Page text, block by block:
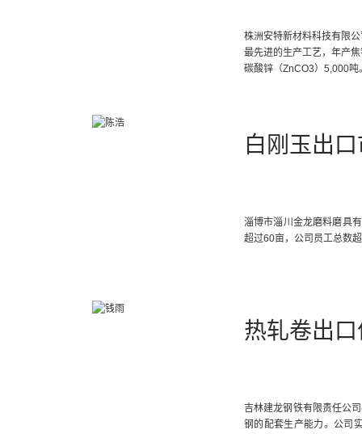
株洲安特新材料科技有限
最先进的生产工艺，年产
碳酸锌（ZnCO3）5,000吨
白刚玉出
淄博市淄川金龙磨料磨具
超过60亩，公司员工总数
热轧卷出
吉林建龙钢铁有限责任公
钢的配套生产能力。公司